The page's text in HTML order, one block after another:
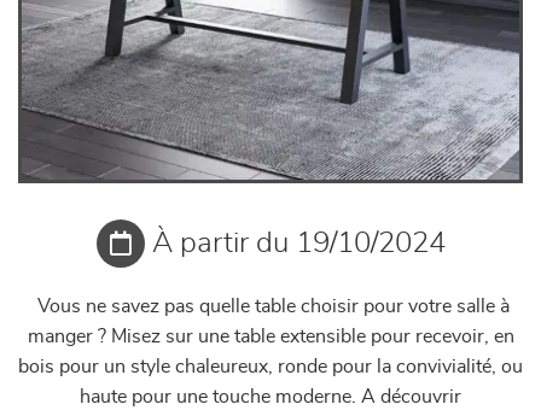
À partir du 19/10/2024
Vous ne savez pas quelle table choisir pour votre salle à
manger ? Misez sur une table extensible pour recevoir, en
bois pour un style chaleureux, ronde pour la convivialité, ou
haute pour une touche moderne. A découvrir